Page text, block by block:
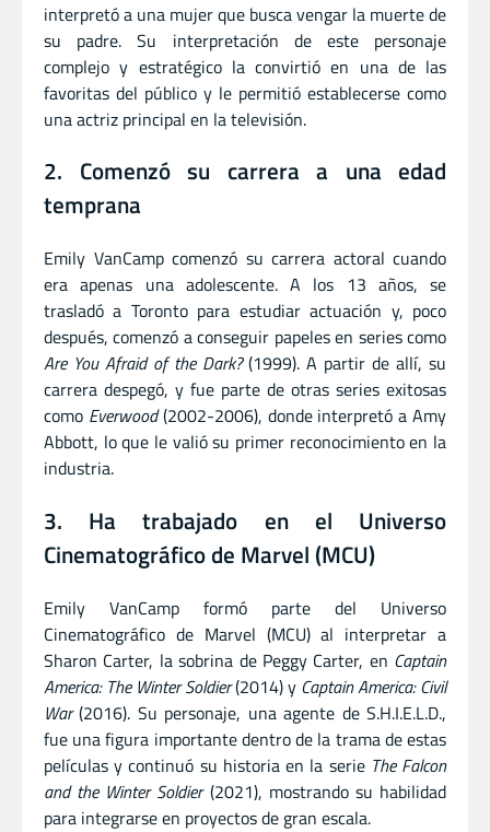
interpretó a una mujer que busca vengar la muerte de
su padre. Su interpretación de este personaje
complejo y estratégico la convirtió en una de las
favoritas del público y le permitió establecerse como
una actriz principal en la televisión.
2. Comenzó su carrera a una edad
temprana
Emily VanCamp comenzó su carrera actoral cuando
era apenas una adolescente. A los 13 años, se
trasladó a Toronto para estudiar actuación y, poco
después, comenzó a conseguir papeles en series como
Are You Afraid of the Dark?(1999). A partir de allí, su
carrera despegó, y fue parte de otras series exitosas
como Everwood(2002-2006), donde interpretó a Amy
Abbott, lo que le valió su primer reconocimiento en la
industria.
3. Ha trabajado en el Universo
Cinematográfico de Marvel (MCU)
Emily VanCamp formó parte del Universo
Cinematográfico de Marvel (MCU) al interpretar a
Sharon Carter, la sobrina de Peggy Carter, en Captain
America: The Winter Soldier(2014) y Captain America: Civil
War(2016). Su personaje, una agente de S.H.I.E.L.D.,
fue una figura importante dentro de la trama de estas
películas y continuó su historia en la serie The Falcon
and the Winter Soldier(2021), mostrando su habilidad
para integrarse en proyectos de gran escala.